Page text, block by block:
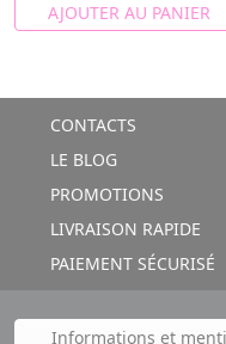
AJOUTER AU PANIER
CONTACTS
LE BLOG
PROMOTIONS
LIVRAISON RAPIDE
PAIEMENT SÉCURISÉ
Informations et